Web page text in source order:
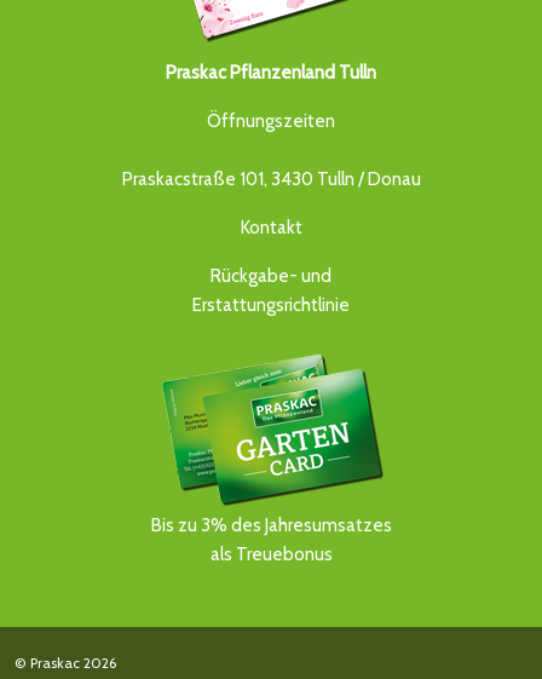
Praskac Pflanzenland Tulln
Öffnungszeiten
Praskacstraße 101, 3430 Tulln / Donau
Kontakt
Rückgabe- und
Erstattungsrichtlinie
Bis zu 3% des Jahresumsatzes
als Treuebonus
© Praskac 2026